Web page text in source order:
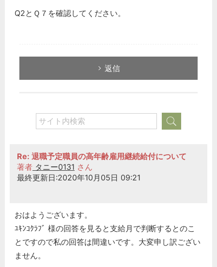
Q2とＱ７を確認してください。
返信
Re: 退職予定職員の高年齢雇用継続給付について
著者 タニー0131 さん
最終更新日:2020年10月05日 09:21
おはようございます。
ﾕｷﾝｺｸﾗﾌﾞ 様の回答を見ると支給月で判断するとのこ
とですので私の回答は間違いです。大変申し訳ござい
ません。